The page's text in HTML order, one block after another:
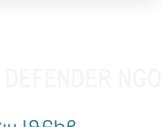
պաշտպանության